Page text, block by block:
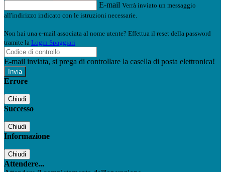
E-mail Verrà inviato un messaggio
all'indirizzo indicato con le istruzioni necessarie.
Non hai una e-mail associata al nome utente? Effettua il reset della password
tramite la Login Spaggiari
E-mail inviata, si prega di controllare la casella di posta elettronica!
Errore
Chiudi
Successo
Chiudi
Informazione
Chiudi
Attendere...